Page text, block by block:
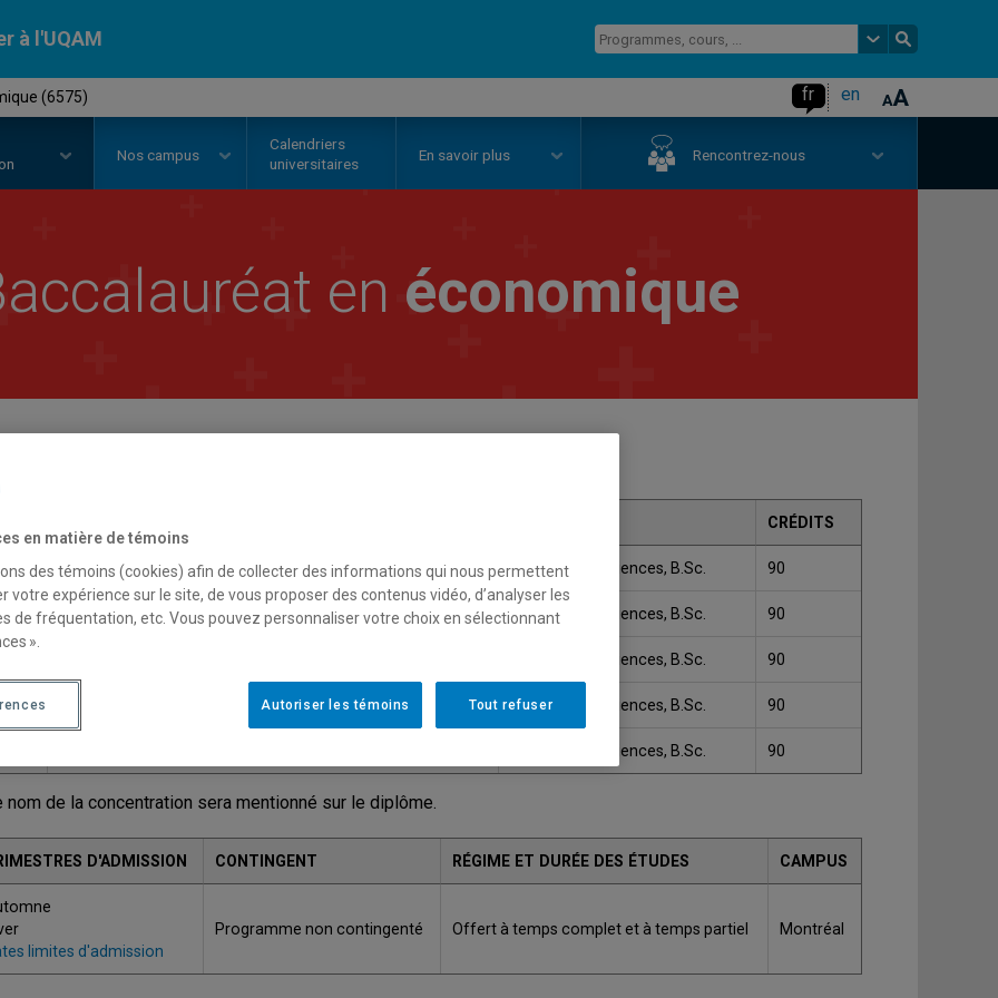
à l'UQAM
(6575) fr en
Nos campus
Calendriers
universitaires
En savoir plus Rencontrez-nous
en économique
CRÉDITS
Concentration économie et finance * Bachelier ès sciences, B.Sc. 90
Concentration économie et gestion * Bachelier ès sciences, B.Sc. 90
Bachelier ès sciences, B.Sc. 90
Concentration économie internationale * Bachelier ès sciences, B.Sc. 90
Bachelier ès sciences, B.Sc. 90
nom de la concentration sera mentionné sur le diplôme.
D'ADMISSION CONTINGENT RÉGIME ET DURÉE DES ÉTUDES CAMPUS
limites d'admission
Programme non contingenté Offert à temps complet et à temps partiel Montréal
en matière de témoins
des témoins (cookies) afin de collecter des informations qui nous permettent
votre expérience sur le site, de vous proposer des contenus vidéo, d’analyser les
de fréquentation, etc. Vous pouvez personnaliser votre choix en sélectionnant
».
Tout refuser
Autoriser les témoins